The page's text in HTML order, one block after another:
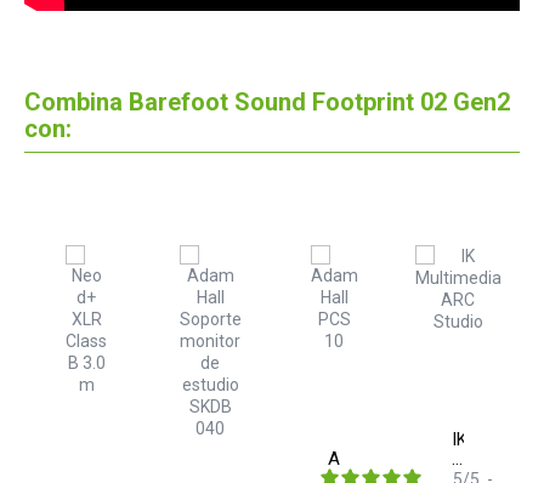
Combina Barefoot Sound Footprint 02 Gen2
con:
Adam
Hall
IK
Multimedia
ARC